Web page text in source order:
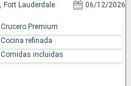
Fort Lauderdale 06/12/2026
Crucero Premium
Cocina refinada
Comidas incluidas